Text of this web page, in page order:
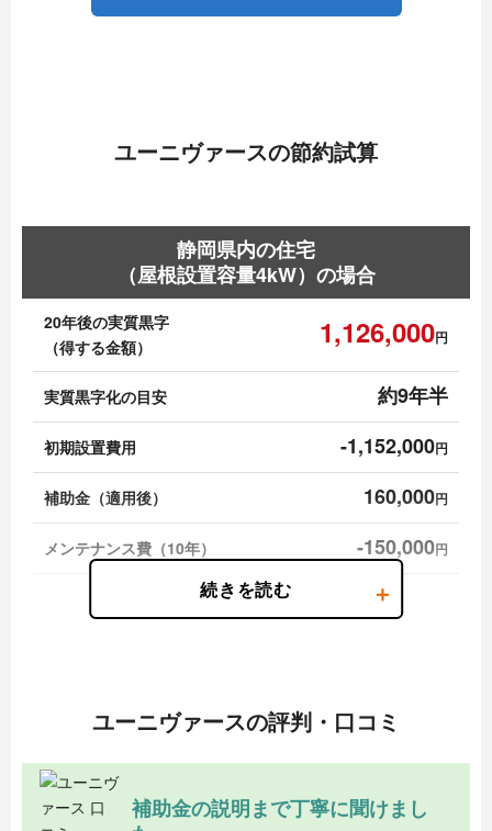
ユーニヴァースの節約試算
静岡県内の住宅
（屋根設置容量4kW）の場合
20年後の実質黒字
（得する金額）
1,126,000円
実質黒字化の目安 約9年半
初期設置費用 -1,152,000円
補助金（適用後） 160,000円
メンテナンス費（10年） -150,000円
891,000
※電気料金は2024年時点の平均単価33円/kWh、発電効果による電気代節約額は加味せ
ず純粋な支出ベースで計算しています。
※メンテナンス費は、10年以内のパワコン交換・点検などの概算です。
ユーニヴァースの評判・口コミ
補助金の説明まで丁寧に聞けまし